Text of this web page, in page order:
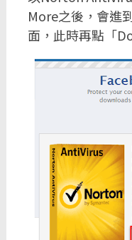
More之後，會進
面，此時再點「